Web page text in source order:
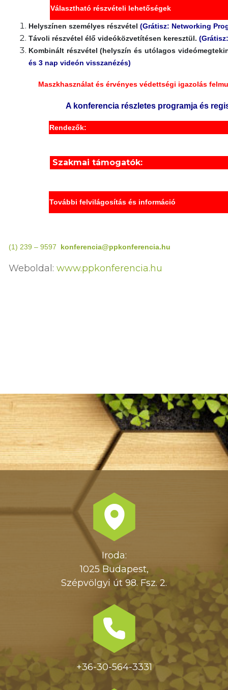
Választható részvételi lehetőségek
Helyszínen személyes részvétel (Grátisz: Networking
Távoli részvétel élő videóközvetítésen keresztül.
Kombinált részvétel (helyszín és utólagos
és 3 nap videón visszanézés)
Maszkhasználat és érvényes védettségi igazolás
A konferencia részletes programja és
Rendezők:
Szakmai támogatók:
További felvilágosítás és információ
(1) 239 – 9597 konferencia@ppkonferencia.hu
Weboldal: www.ppkonferencia.hu
Iroda:
1025 Budapest,
Szépvölgyi út 98. Fsz. 2.
+36-30-564-3331